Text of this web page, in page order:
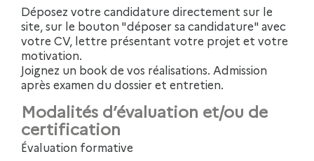
Déposez votre candidature directement sur le
site, sur le bouton "déposer sa candidature" avec
votre CV, lettre présentant votre projet et votre
motivation.
Joignez un book de vos réalisations. Admission
après examen du dossier et entretien.
Modalités d’évaluation et/ou de
certification
Évaluation formative